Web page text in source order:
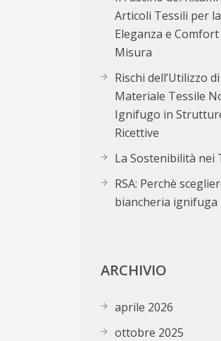
Articoli Tessili per la
Eleganza e Comfort
Misura
Rischi dell’Utilizzo di
Materiale Tessile
Ignifugo in
Ricettive
La Sostenibilità nei
RSA: Perchè
biancheria ignifuga
ARCHIVIO
aprile 2026
ottobre 2025